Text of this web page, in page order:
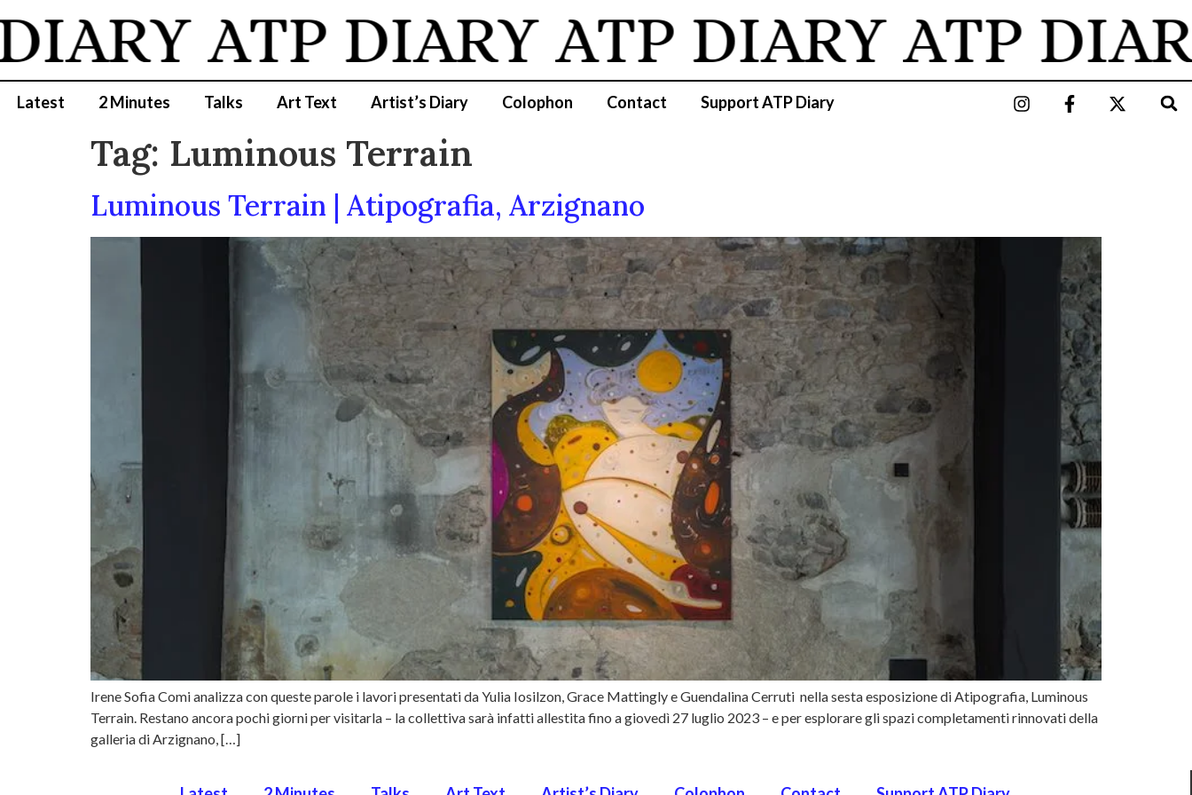
ATP DIARY ATP DIARY ATP
Latest 2 Minutes Talks Art Text Artist’s Diary Colophon Contact Support ATP Diary
Tag: Luminous Terrain
Luminous Terrain | Atipografia, Arzignano
Irene Sofia Comi analizza con queste parole i lavori presentati da Yulia Iosilzon, Grace Mattingly e Guendalina Cerruti nella sesta esposizione di Atipografia, Luminous
Terrain. Restano ancora pochi giorni per visitarla – la collettiva sarà infatti allestita fino a giovedì 27 luglio 2023 – e per esplorare gli spazi completamenti rinnovati della
galleria di Arzignano, […]